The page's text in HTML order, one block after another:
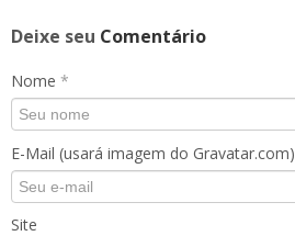
Deixe seu Comentário
Nome *
E-Mail (usará imagem do Gravatar.com)
Site